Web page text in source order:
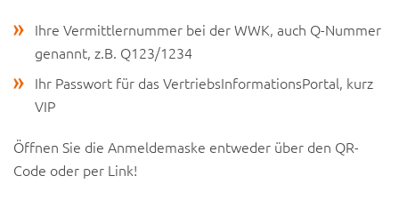
Ihre Vermittlernummer bei der WWK, auch Q-Nummer
genannt, z.B. Q123/1234
Ihr Passwort für das VertriebsInformationsPortal, kurz
VIP
Öffnen Sie die Anmeldemaske entweder über den QR-
Code oder per Link!